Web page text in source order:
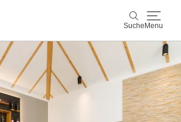
Suche Menu
Suche
Wein & Genuss
Aktiv & Natur